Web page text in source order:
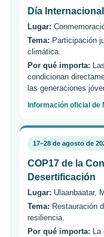
Día
Lugar:
Tema: Participación
climática.
Por qué importa:
condicionan
las generaciones
Información oficial de
17–28 de agosto de
COP17 de la
Desertificación
Lugar: Ulaanbaatar,
Tema: Restauración
resiliencia.
Por qué importa: